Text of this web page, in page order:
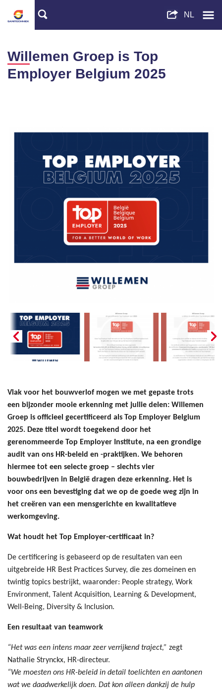
Willemen Groep is Top
Employer Belgium 2025
Vlak voor het bouwverlof mogen we met gepaste trots
een bijzonder mooie erkenning met jullie delen: Willemen
Groep is officieel gecertificeerd als Top Employer Belgium
2025. Deze titel wordt toegekend door het
gerenommeerde Top Employer Institute, na een grondige
audit van ons HR-beleid en -praktijken. We behoren
hiermee tot een selecte groep – slechts vier
bouwbedrijven in België dragen deze erkenning. Het is
voor ons een bevestiging dat we op de goede weg zijn in
het creëren van een mensgerichte en kwalitatieve
werkomgeving.
Wat houdt het Top Employer-certificaat in?
De certificering is gebaseerd op de resultaten van een
uitgebreide HR Best Practices Survey, die zes domeinen en
twintig topics bestrijkt, waaronder: People strategy, Work
Environment, Talent Acquisition, Learning & Development,
Well-Being, Diversity & Inclusion.
Een resultaat van teamwork
“Het was een intens maar zeer verrijkend traject,” zegt
Nathalie Strynckx, HR-directeur.
“We moesten ons HR-beleid in detail toelichten en aantonen
wat we daadwerkelijk doen. Dat kon alleen dankzij de hulp